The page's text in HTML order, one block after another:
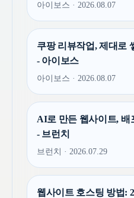
아이보스 · 2026.08.07
쿠팡 리뷰작업, 제대로
- 아이보스
아이보스 · 2026.08.07
AI로 만든 웹사이트, 배
- 브런치
브런치 · 2026.07.29
웹사이트 호스팅 방법: